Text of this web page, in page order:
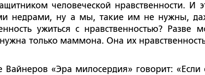
человеческой нравственности. И
недрами, ну а мы, такие им не нужны,
ужиться с нравственностью? Разве
только маммона. Она их
«Эра милосердия» говорит: «Если